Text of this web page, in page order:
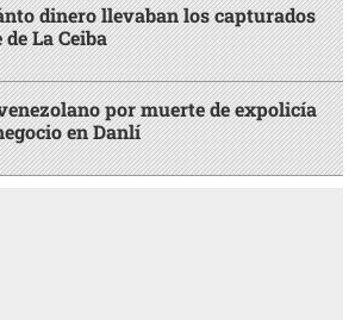
dinero llevaban los capturados
La Ceiba
por muerte de expolicía
en Danlí